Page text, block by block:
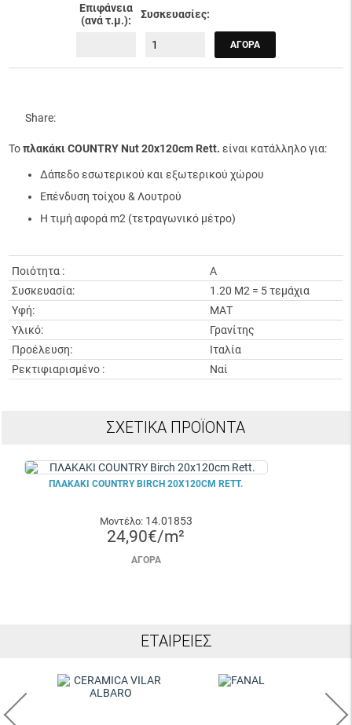
Επιφάνεια
(ανά τ.μ.):
Συσκευασίες:
ΑΓΟΡΆ
Share:
Τοπλακάκι COUNTRY Nut 20x120cm Rett.είναι κατάλληλο για:
Δάπεδο εσωτερικού και εξωτερικού χώρου
Επένδυση τοίχου & Λουτρού
Η τιμή αφορά m2 (τετραγωνικό μέτρο)
Ποιότητα :
A
Συσκευασία:
1.20 Μ2 = 5 τεμάχια
Υφή:
ΜΑΤ
Υλικό:
Γρανίτης
Προέλευση:
Ιταλία
Ρεκτιφιαρισμένο :
Nαί
ΣΧΕΤΙΚΆ ΠΡΟΪΌΝΤΑ
ΠΛΑΚΑΚΙ COUNTRY BIRCH 20X120CM RETT.
Μοντέλο:14.01853
24,90€/m²
ΑΓΟΡΆ
ΕΤΑΙΡΕΊΕΣ